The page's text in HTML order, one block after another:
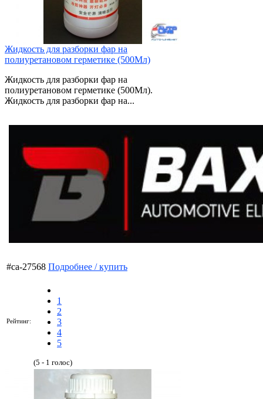
Жидкость для разборки фар на
полиуретановом герметике (500Мл)
Жидкость для разборки фар на
полиуретановом герметике (500Мл).
Жидкость для разборки фар на...
#ca-27568 Подробнее / купить
Рейтинг:
1
2
3
4
5
(5 - 1 голос)